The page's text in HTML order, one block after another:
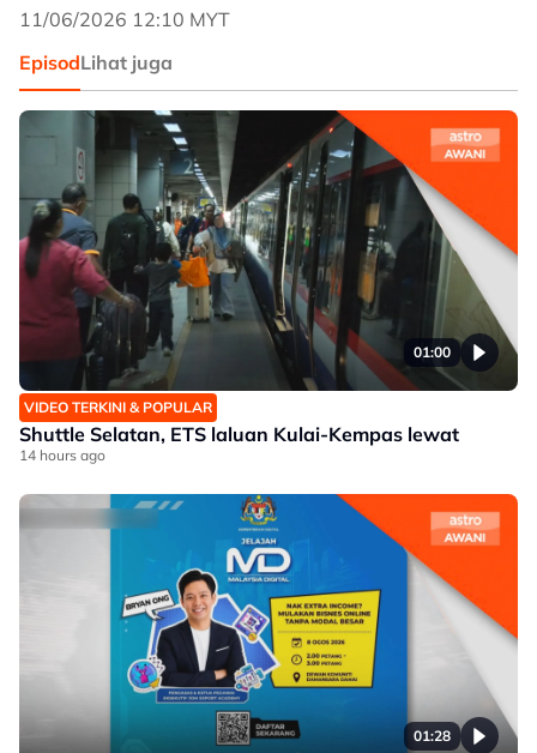
11/06/2026 12:10 MYT
EpisodLihat juga
01:00
VIDEO TERKINI & POPULAR
Shuttle Selatan, ETS laluan Kulai-Kempas lewat
14 hours ago
01:28